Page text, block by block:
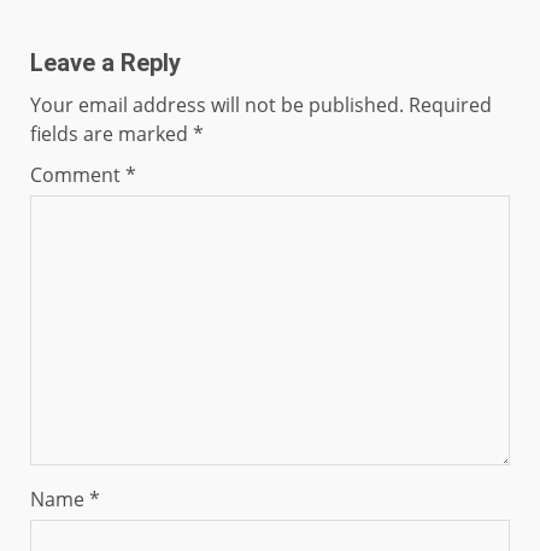
Leave a Reply
Your email address will not be published. Required
fields are marked *
Comment*
Name*